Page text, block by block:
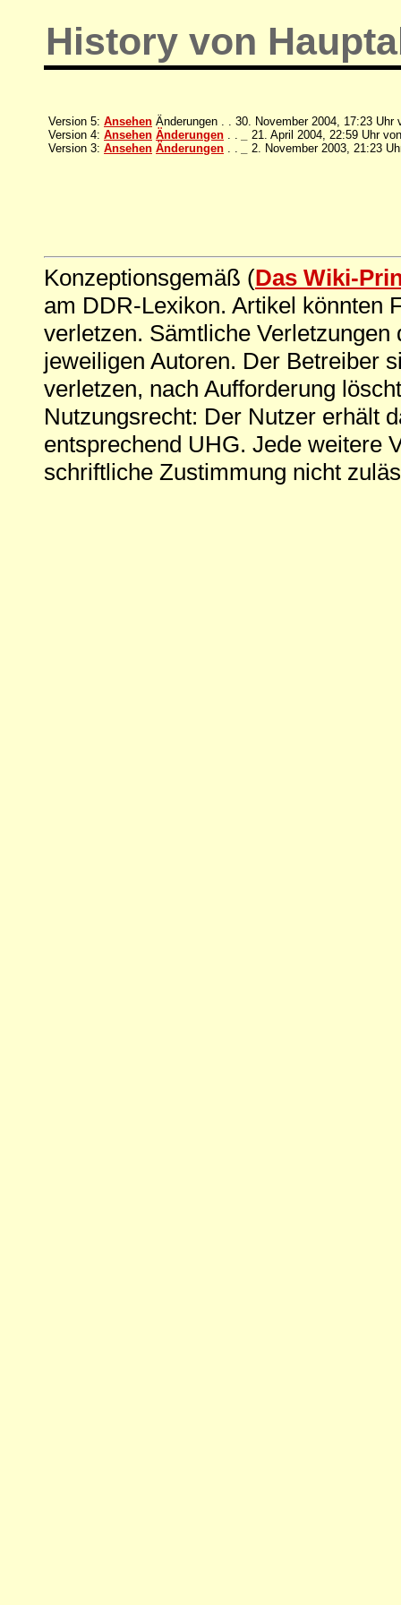
History von
Version 5: Ansehen Änderungen . . 30. November 2004, 17:23 Uhr
Version 4: Ansehen Änderungen
21. April 2004, 22:59 Uhr
Version 3: Ansehen Änderungen 2. November 2003, 21:23
Konzeptionsgemäß (Das Wiki-
am DDR-Lexikon. Artikel könnten
verletzen. Sämtliche
jeweiligen Autoren. Der Betreiber
verletzen, nach Aufforderung
Nutzungsrecht: Der Nutzer erhält
entsprechend UHG. Jede weitere
schriftliche Zustimmung nicht